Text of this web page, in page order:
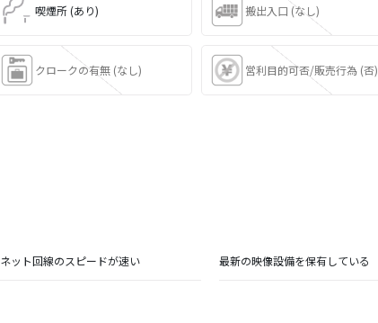
喫煙所 (あり) 搬出入口 (なし)
クロークの有無 (なし) 営利目的可否/販売行為 (否)
ネット回線のスピードが速い 最新の映像設備を保有している